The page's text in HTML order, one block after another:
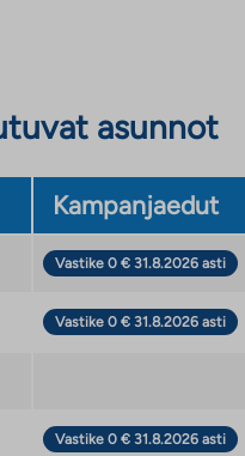
asunnot
Kampanjaedut
Vastike 0 € 31.8.2026 asti
Vastike 0 € 31.8.2026 asti
Vastike 0 € 31.8.2026 asti